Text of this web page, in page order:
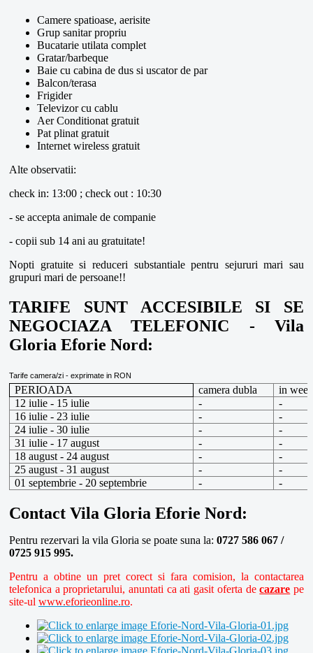
Camere spatioase, aerisite
Grup sanitar propriu
Bucatarie utilata complet
Gratar/barbeque
Baie cu cabina de dus si uscator de par
Balcon/terasa
Frigider
Televizor cu cablu
Aer Conditionat gratuit
Pat plinat gratuit
Internet wireless gratuit
Alte observatii:
check in: 13:00 ; check out : 10:30
- se accepta animale de companie
- copii sub 14 ani au gratuitate!
Nopti gratuite si reduceri substantiale pentru sejururi mari sau
grupuri mari de persoane!!
TARIFE SUNT ACCESIBILE SI SE
NEGOCIAZA TELEFONIC - Vila
Gloria Eforie Nord:
Tarife camera/zi - exprimate in RON
PERIOADA camera dubla
in
12 iulie - 15 iulie
-
-
16 iulie - 23 iulie
-
-
24 iulie - 30 iulie
-
-
31 iulie - 17 august
-
-
18 august - 24 august
-
-
25 august - 31 august
-
-
01 septembrie - 20 septembrie
- -
Contact Vila Gloria Eforie Nord:
Pentru rezervari la vila Gloria se poate suna la: 0727 586 067 /
0725 915 995.
Pentru a obtine un pret corect si fara comision, la contactarea
telefonica a proprietarului, anuntati ca ati gasit oferta decazare pe
site-ul www.eforieonline.ro.